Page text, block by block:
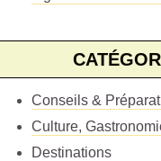
Conseils &
Culture,
Destinations